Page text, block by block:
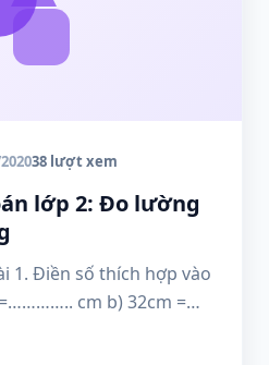
38 lượt xem
lớp 2: Đo lường
1. Điền số thích hợp vào
cm b) 32cm =